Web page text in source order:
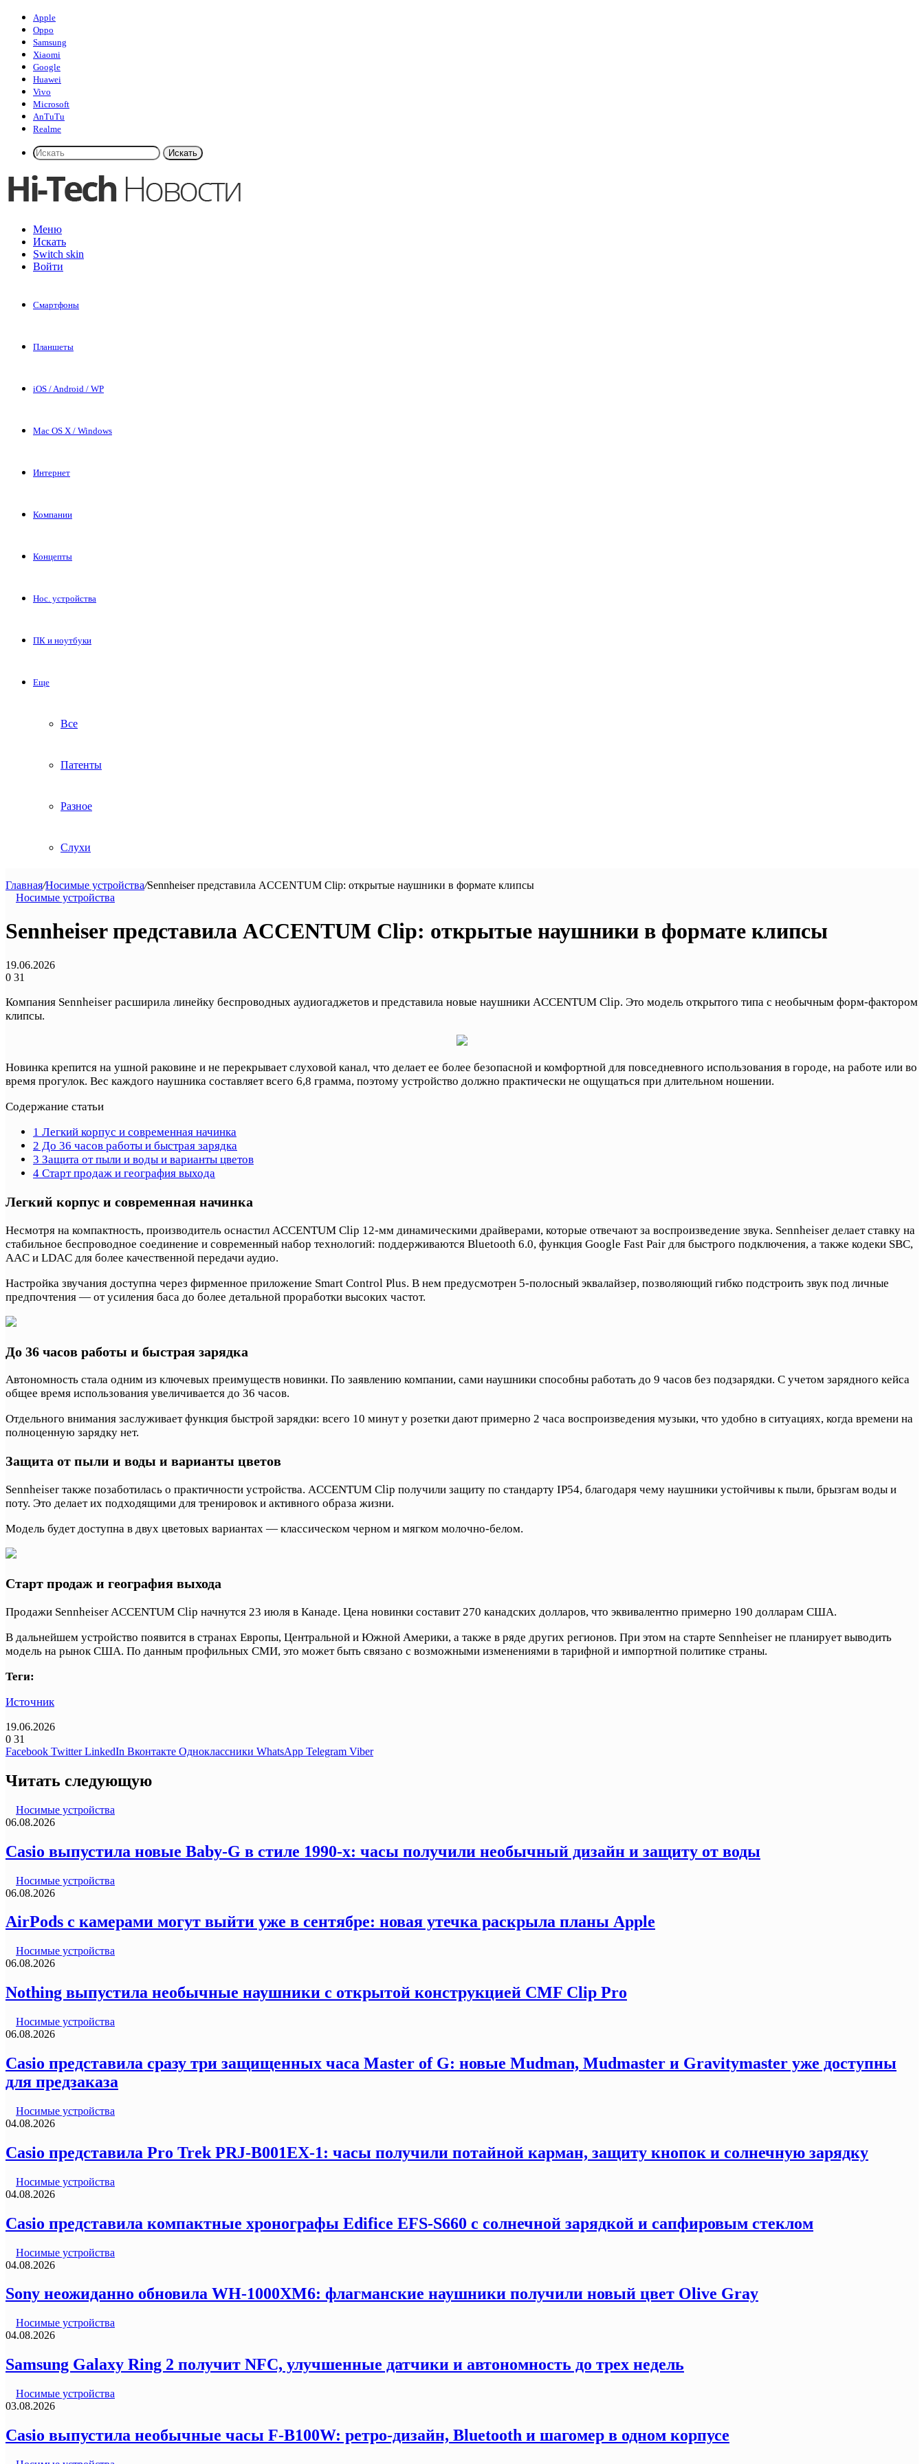
Apple
Oppo
Samsung
Xiaomi
Google
Huawei
Vivo
Microsoft
AnTuTu
Realme
Искать
Меню
Искать
Switch skin
Войти
Смартфоны
Планшеты
iOS / Android / WP
Mac OS X / Windows
Интернет
Компании
Концепты
Нос. устройства
ПК и ноутбуки
Еще
Все
Патенты
Разное
Слухи
Главная/Носимые устройства/Sennheiser представила ACCENTUM Clip: открытые наушники в формате клипсы
Носимые устройства
Sennheiser представила ACCENTUM Clip: открытые наушники в формате клипсы
19.06.2026
0 31
Компания Sennheiser расширила линейку беспроводных аудиогаджетов и представила новые наушники ACCENTUM Clip. Это модель открытого типа с необычным форм-фактором
клипсы.
Новинка крепится на ушной раковине и не перекрывает слуховой канал, что делает ее более безопасной и комфортной для повседневного использования в городе, на работе или во
время прогулок. Вес каждого наушника составляет всего 6,8 грамма, поэтому устройство должно практически не ощущаться при длительном ношении.
Содержание статьи
1 Легкий корпус и современная начинка
2 До 36 часов работы и быстрая зарядка
3 Защита от пыли и воды и варианты цветов
4 Старт продаж и география выхода
Легкий корпус и современная начинка
Несмотря на компактность, производитель оснастил ACCENTUM Clip 12-мм динамическими драйверами, которые отвечают за воспроизведение звука. Sennheiser делает ставку на
стабильное беспроводное соединение и современный набор технологий: поддерживаются Bluetooth 6.0, функция Google Fast Pair для быстрого подключения, а также кодеки SBC,
AAC и LDAC для более качественной передачи аудио.
Настройка звучания доступна через фирменное приложение Smart Control Plus. В нем предусмотрен 5-полосный эквалайзер, позволяющий гибко подстроить звук под личные
предпочтения — от усиления баса до более детальной проработки высоких частот.
До 36 часов работы и быстрая зарядка
Автономность стала одним из ключевых преимуществ новинки. По заявлению компании, сами наушники способны работать до 9 часов без подзарядки. С учетом зарядного кейса
общее время использования увеличивается до 36 часов.
Отдельного внимания заслуживает функция быстрой зарядки: всего 10 минут у розетки дают примерно 2 часа воспроизведения музыки, что удобно в ситуациях, когда времени на
полноценную зарядку нет.
Защита от пыли и воды и варианты цветов
Sennheiser также позаботилась о практичности устройства. ACCENTUM Clip получили защиту по стандарту IP54, благодаря чему наушники устойчивы к пыли, брызгам воды и
поту. Это делает их подходящими для тренировок и активного образа жизни.
Модель будет доступна в двух цветовых вариантах — классическом черном и мягком молочно-белом.
Старт продаж и география выхода
Продажи Sennheiser ACCENTUM Clip начнутся 23 июля в Канаде. Цена новинки составит 270 канадских долларов, что эквивалентно примерно 190 долларам США.
В дальнейшем устройство появится в странах Европы, Центральной и Южной Америки, а также в ряде других регионов. При этом на старте Sennheiser не планирует выводить
модель на рынок США. По данным профильных СМИ, это может быть связано с возможными изменениями в тарифной и импортной политике страны.
Теги:
Источник
19.06.2026
0 31
Facebook Twitter LinkedIn Вконтакте Одноклассники WhatsApp Telegram Viber
Читать следующую
Носимые устройства
06.08.2026
Casio выпустила новые Baby-G в стиле 1990-х: часы получили необычный дизайн и защиту от воды
Носимые устройства
06.08.2026
AirPods с камерами могут выйти уже в сентябре: новая утечка раскрыла планы Apple
Носимые устройства
06.08.2026
Nothing выпустила необычные наушники с открытой конструкцией CMF Clip Pro
Носимые устройства
06.08.2026
Casio представила сразу три защищенных часа Master of G: новые Mudman, Mudmaster и Gravitymaster уже доступны
для предзаказа
Носимые устройства
04.08.2026
Casio представила Pro Trek PRJ-B001EX-1: часы получили потайной карман, защиту кнопок и солнечную зарядку
Носимые устройства
04.08.2026
Casio представила компактные хронографы Edifice EFS-S660 с солнечной зарядкой и сапфировым стеклом
Носимые устройства
04.08.2026
Sony неожиданно обновила WH-1000XM6: флагманские наушники получили новый цвет Olive Gray
Носимые устройства
04.08.2026
Samsung Galaxy Ring 2 получит NFC, улучшенные датчики и автономность до трех недель
Носимые устройства
03.08.2026
Casio выпустила необычные часы F-B100W: ретро-дизайн, Bluetooth и шагомер в одном корпусе